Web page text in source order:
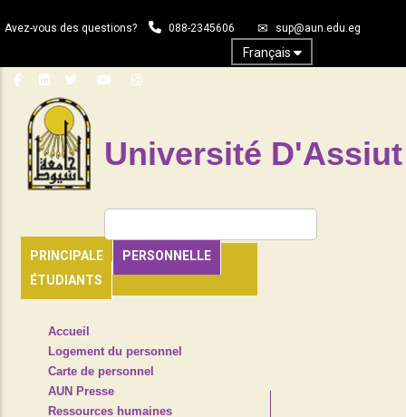
au
principal
Avez-vous des questions? 088-2345606 sup@aun.edu.eg
Français
Université D'Assiut
PRINCIPALE
PERSONNELLE
ÉTUDIANTS
HEADER
NAVIGATION
Accueil
Logement du personnel
Carte de personnel
AUN Presse
Ressources humaines